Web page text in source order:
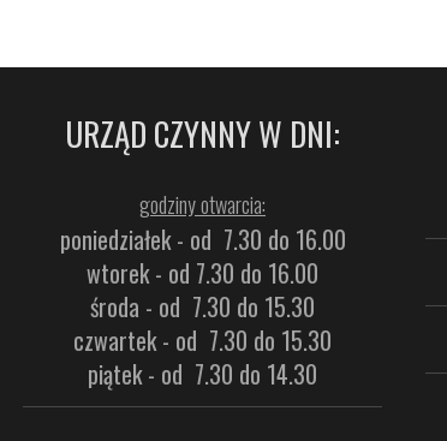
URZĄD CZYNNY W DNI:
godziny otwarcia:
poniedziałek - od 7.30 do 16.00
wtorek - od 7.30 do 16.00
środa - od 7.30 do 15.30
czwartek - od 7.30 do 15.30
piątek - od 7.30 do 14.30